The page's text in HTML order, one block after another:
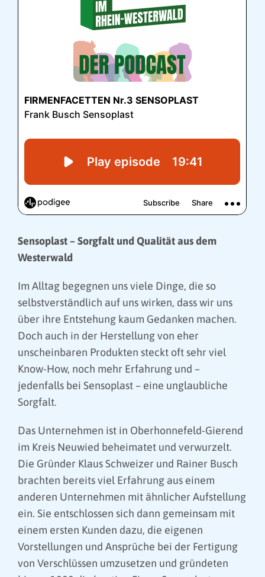
Sensoplast – Sorgfalt und Qualität aus dem
Westerwald
Im Alltag begegnen uns viele Dinge, die so
selbstverständlich auf uns wirken, dass wir uns
über ihre Entstehung kaum Gedanken machen.
Doch auch in der Herstellung von eher
unscheinbaren Produkten steckt oft sehr viel
Know-How, noch mehr Erfahrung und –
jedenfalls bei Sensoplast – eine unglaubliche
Sorgfalt.
Das Unternehmen ist in Oberhonnefeld-Gierend
im Kreis Neuwied beheimatet und verwurzelt.
Die Gründer Klaus Schweizer und Rainer Busch
brachten bereits viel Erfahrung aus einem
anderen Unternehmen mit ähnlicher Aufstellung
ein. Sie entschlossen sich dann gemeinsam mit
einem ersten Kunden dazu, die eigenen
Vorstellungen und Ansprüche bei der Fertigung
von Verschlüssen umzusetzen und gründeten